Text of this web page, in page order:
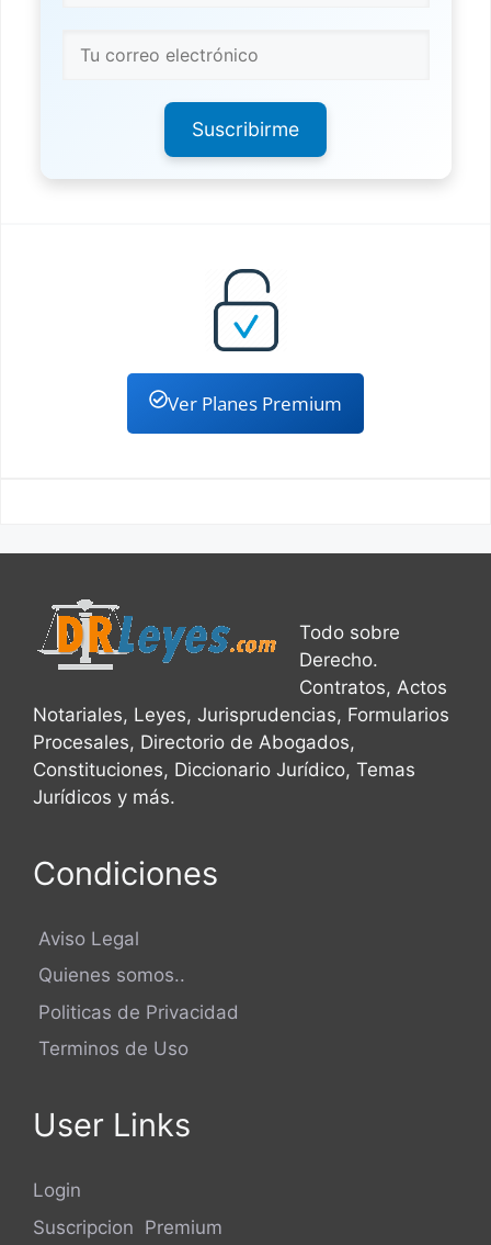
Suscribirme
Ver Planes Premium
Todo sobre
Derecho.
Contratos, Actos
Notariales, Leyes, Jurisprudencias, Formularios
Procesales, Directorio de Abogados,
Constituciones, Diccionario Jurídico, Temas
Jurídicos y más.
Condiciones
Aviso Legal
Quienes somos..
Politicas de Privacidad
Terminos de Uso
User Links
Login
Suscripcion Premium